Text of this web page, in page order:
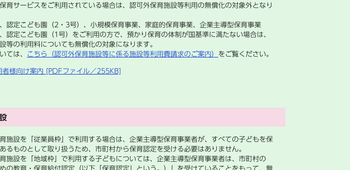
育サービスをご利用されている場合は、認可外保育施設等利用の無償化の対象外となり
認定こども園（2・3号）、小規模保育事業、家庭的保育事業、企業主導型保育事業
認定こども園（1号）をご利用の方で、預かり保育の体制が国基準に満たない場合は、
等の利用料についても無償化の対象になります。
ては、
こちら（認可外保育施設等に係る施設等利用費請求のご案内） をご覧ください。
者様向け案内 [PDFファイル／255KB]
施設を「従業員枠」で利用する場合は、企業主導型保育事業者が、すべての子どもを保
るものとして取り扱うため、市町村から保育認定を受ける必要はありません。
施設を「地域枠」で利用する子どもについては、企業主導型保育事業者は、市町村の
めの教育・保育給付認定（以下「保育認定」という。）」を受けていることをもって、無